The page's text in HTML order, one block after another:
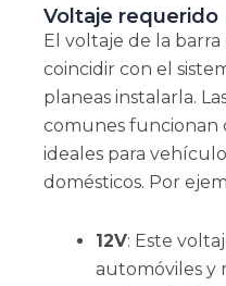
Voltaje requerido
El voltaje de la
coincidir con el
planeas instalarla.
comunes funcionan
ideales para
domésticos. Por
12V: Este
automóviles y